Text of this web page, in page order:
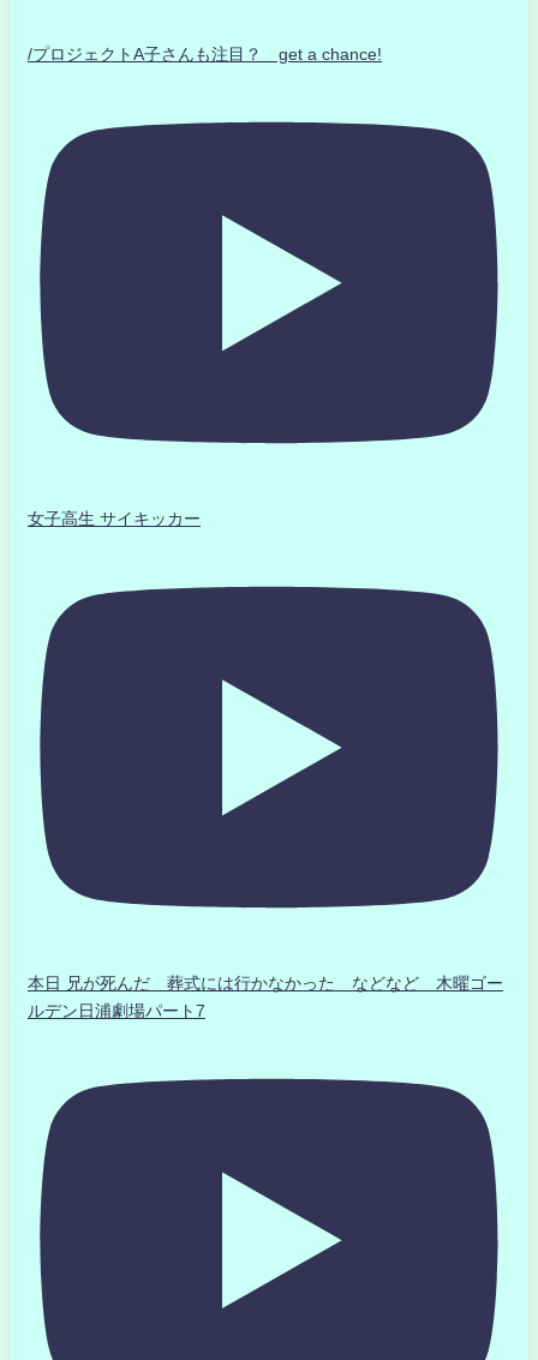
/プロジェクトA子さんも注目？ get a chance!
女子高生 サイキッカー
本日 兄が死んだ 葬式には行かなかった などなど 木曜ゴー
ルデン日浦劇場パート7